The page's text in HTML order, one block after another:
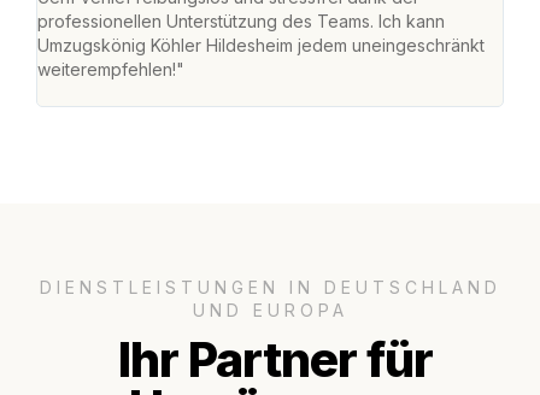
professionellen Unterstützung des Teams. Ich kann
Umzugskönig Köhler Hildesheim jedem uneingeschränkt
weiterempfehlen!"
DIENSTLEISTUNGEN IN DEUTSCHLAND
UND EUROPA
Ihr Partner für